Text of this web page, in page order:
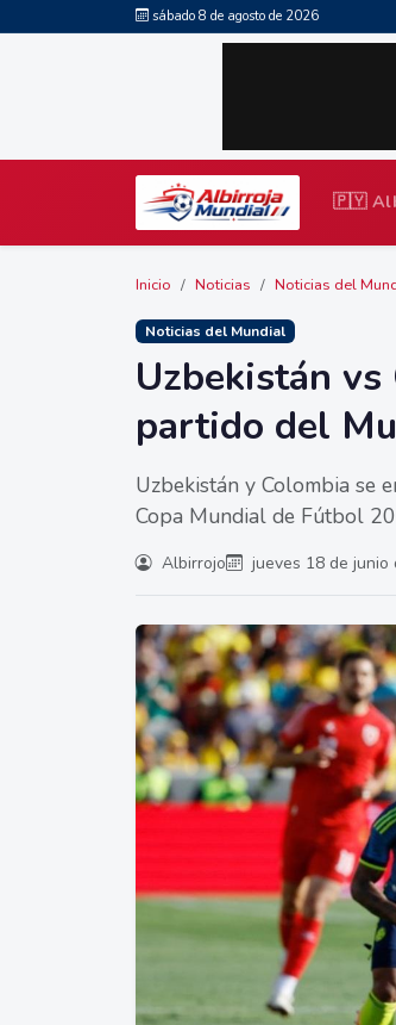
sábado 8 de agosto de 2026
🇵🇾
Inicio Noticias Noticias del
Noticias del Mundial
Uzbekistán
partido del
Uzbekistán y Colombia se
Copa Mundial de Fútbol
Albirrojo jueves 18 de junio